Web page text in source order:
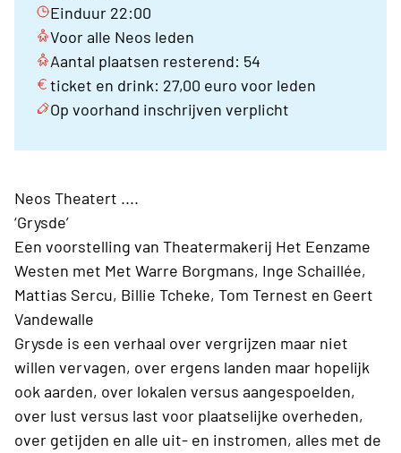
Einduur 22:00
Voor alle Neos leden
Aantal plaatsen resterend: 54
ticket en drink: 27,00 euro voor leden
Op voorhand inschrijven verplicht
Neos Theatert ....
‘Grysde’
Een voorstelling van Theatermakerij Het Eenzame
Westen met Met Warre Borgmans, Inge Schaillée,
Mattias Sercu, Billie Tcheke, Tom Ternest en Geert
Vandewalle
Grysde is een verhaal over vergrijzen maar niet
willen vervagen, over ergens landen maar hopelijk
ook aarden, over lokalen versus aangespoelden,
over lust versus last voor plaatselijke overheden,
over getijden en alle uit- en instromen, alles met de